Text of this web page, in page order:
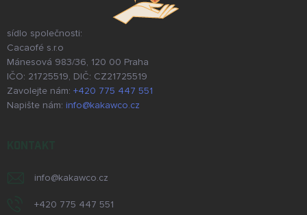
sídlo společnosti:
Cacaofé s.r.o
Mánesová 983/36, 120 00 Praha
IČO: 21725519, DIČ: CZ21725519
Zavolejte nám: +420 775 447 551
Napište nám: info@kakawco.cz
info@kakawco.cz
+420 775 447 551